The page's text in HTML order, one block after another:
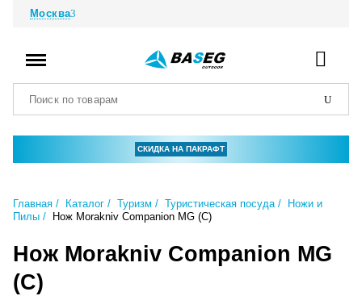
Москва
СКИДКА НА ПАКРАФТ
Главная Каталог Туризм Туристическая посуда
Ножи и
Пилы
Нож Morakniv Companion MG (C)
Нож Morakniv Companion MG
(C)